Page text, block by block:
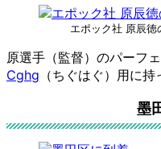
エポック社 原辰徳
原選手（監督）のパーフ
Cghg （ちぐはぐ）用に
墨